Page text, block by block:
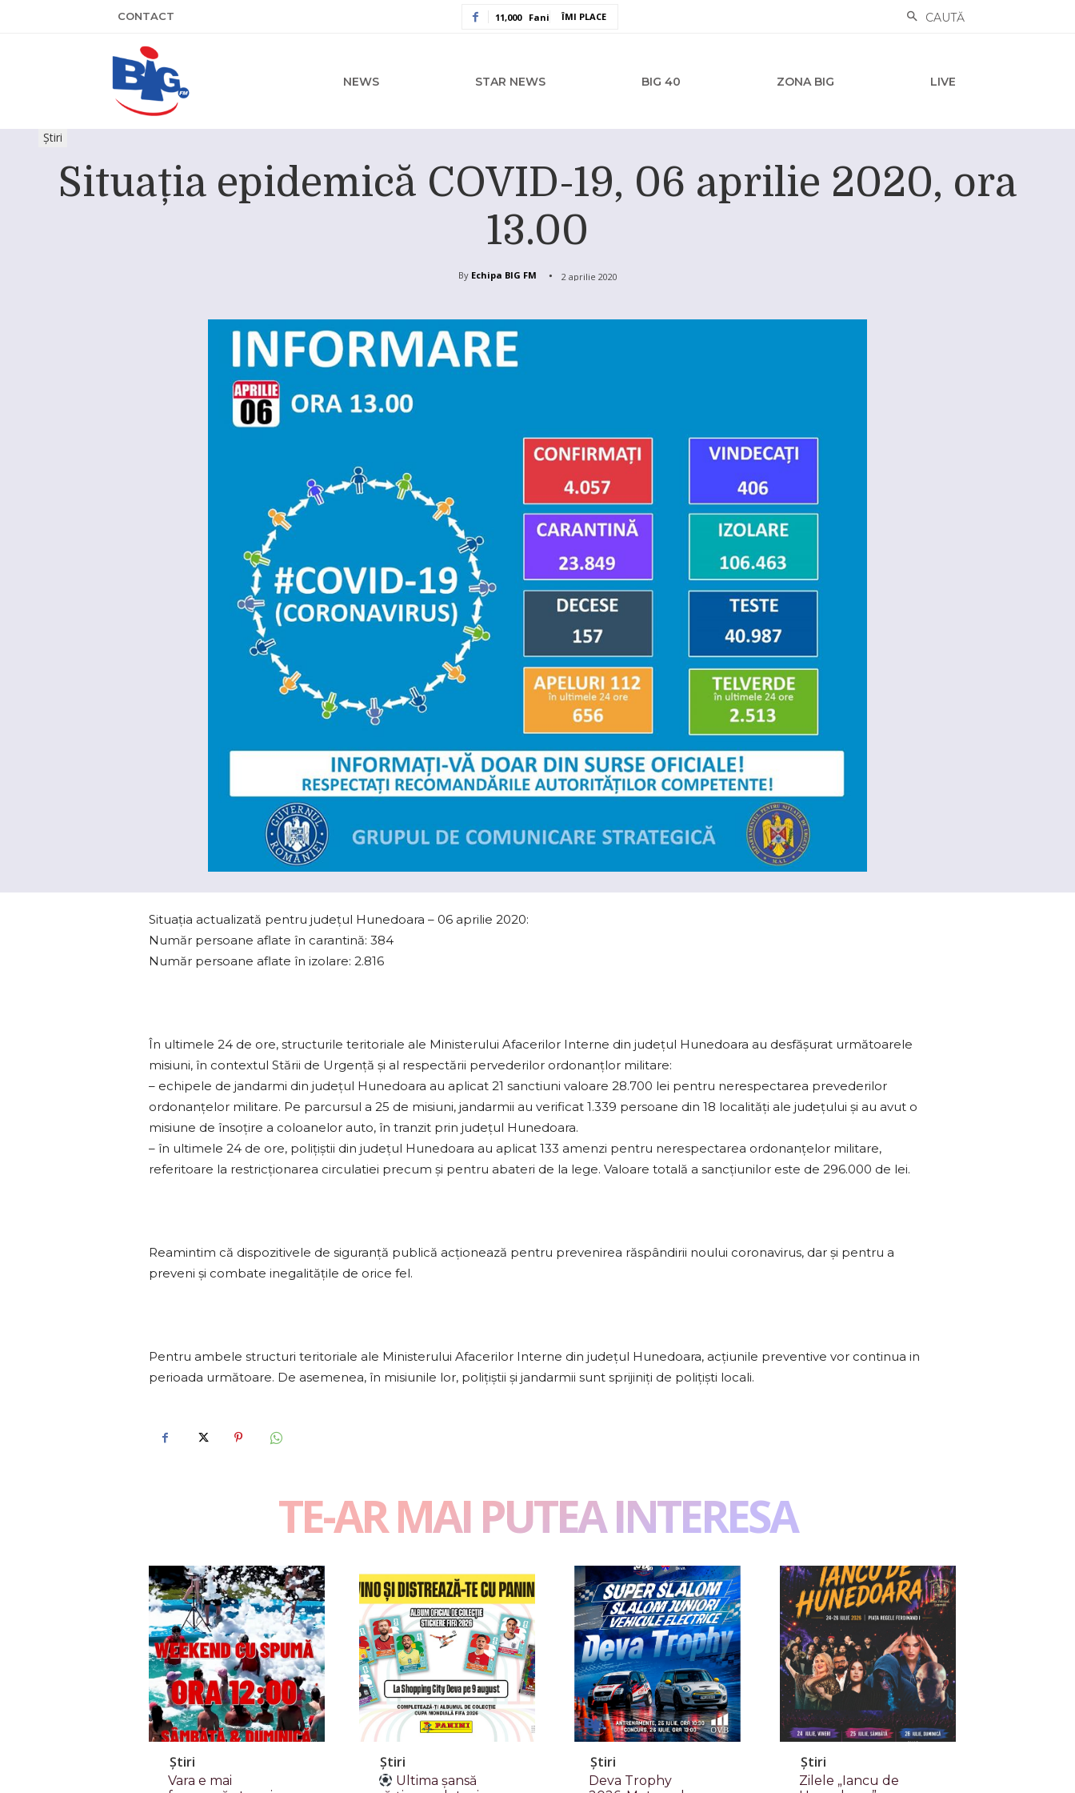
CONTACT 11,000 Fani ÎMI PLACE CAUTĂ
NEWS STAR NEWS BIG 40 ZONA BIG LIVE
Știri
Situația epidemică COVID-19, 06 aprilie 2020, ora
13.00
By Echipa BIG FM 2 aprilie 2020
Situaţia actualizată pentru judeţul Hunedoara – 06 aprilie 2020:
Număr persoane aflate în carantină: 384
Număr persoane aflate în izolare: 2.816
În ultimele 24 de ore, structurile teritoriale ale Ministerului Afacerilor Interne din judeţul Hunedoara au desfăşurat următoarele
misiuni, în contextul Stării de Urgenţă şi al respectării pervederilor ordonanţlor militare:
– echipele de jandarmi din judeţul Hunedoara au aplicat 21 sanctiuni valoare 28.700 lei pentru nerespectarea prevederilor
ordonanţelor militare. Pe parcursul a 25 de misiuni, jandarmii au verificat 1.339 persoane din 18 localităţi ale judeţului şi au avut o
misiune de însoţire a coloanelor auto, în tranzit prin judeţul Hunedoara.
– în ultimele 24 de ore, poliţiştii din judeţul Hunedoara au aplicat 133 amenzi pentru nerespectarea ordonanţelor militare,
referitoare la restricţionarea circulatiei precum şi pentru abateri de la lege. Valoare totală a sancţiunilor este de 296.000 de lei.
Reamintim că dispozitivele de siguranță publică acționează pentru prevenirea răspândirii noului coronavirus, dar și pentru a
preveni și combate inegalitățile de orice fel.
Pentru ambele structuri teritoriale ale Ministerului Afacerilor Interne din judeţul Hunedoara, acțiunile preventive vor continua in
perioada următoare. De asemenea, în misiunile lor, polițiștii şi jandarmii sunt sprijiniți de polițiști locali.
TE-AR MAI PUTEA INTERESA
Știri
Vara e mai
Știri
Ultima șansă
Știri
Deva Trophy
Știri
Zilele „Iancu de